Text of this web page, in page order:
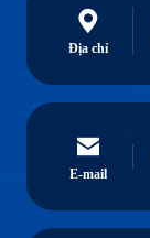
Địa chỉ
E-mail